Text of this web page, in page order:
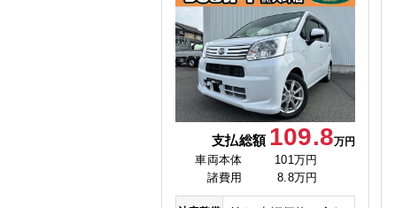
支払総額 109.8万円
車両本体
101万円
諸費用
8.8万円